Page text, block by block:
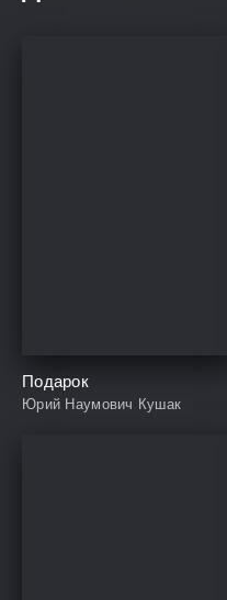
Подарок
Юрий Наумович Кушак